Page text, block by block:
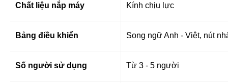
Chất liệu nắp máy Kính chịu lực
Bảng điều khiển Song ngữ Anh - Việt, nút
Số người sử dụng Từ 3 - 5 người